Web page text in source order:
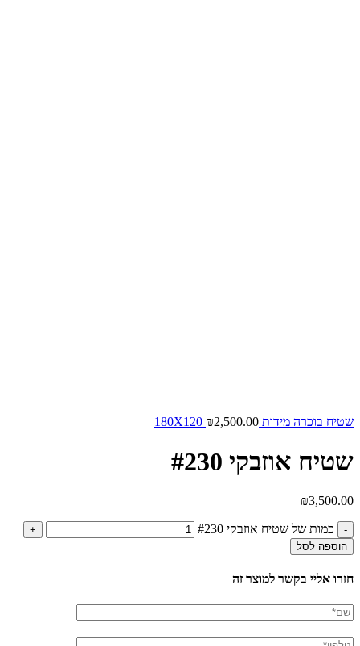
שטיח בוכרה מידות 180X120 ₪2,500.00
שטיח אוזבקי #230
₪3,500.00
כמות של שטיח אוזבקי #230
הוספה לסל
חזרו אליי בקשר למוצר זה